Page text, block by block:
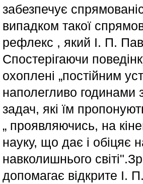
забезпечує
випадком такої
рефлекс , який І. П.
Спостерігаючи
охоплені „постійним
наполегливо годинами
задач, які їм
„ проявляючись, на
науку, що дає і обіцяє
навколишнього
допомагає відкрите І.